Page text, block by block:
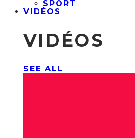
SPORT
VIDÉOS
VIDÉOS
SEE ALL